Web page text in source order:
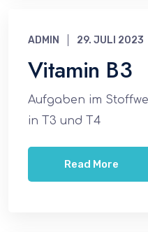
ADMIN 29. JULI 2023
Vitamin B3
Aufgaben im
in T3 und T4
Read More